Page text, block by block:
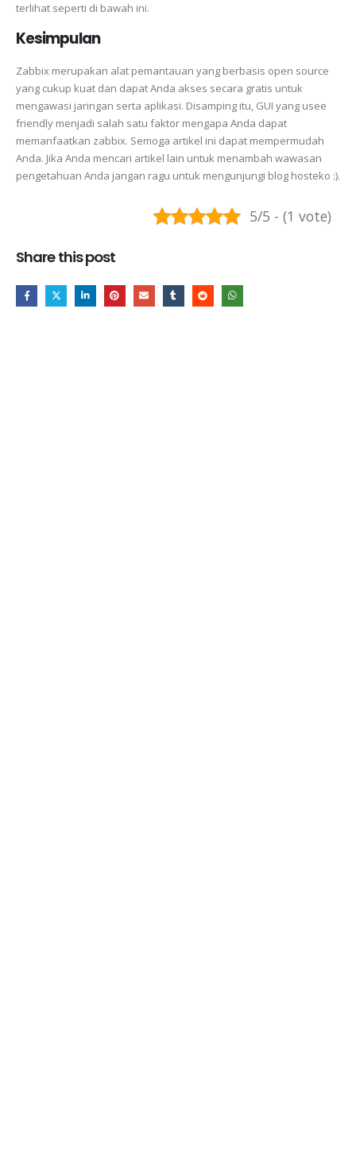
terlihat seperti di bawah ini.
Kesimpulan
Zabbix merupakan alat pemantauan yang berbasis open source
yang cukup kuat dan dapat Anda akses secara gratis untuk
mengawasi jaringan serta aplikasi. Disamping itu, GUI yang usee
friendly menjadi salah satu faktor mengapa Anda dapat
memanfaatkan zabbix. Semoga artikel ini dapat mempermudah
Anda. Jika Anda mencari artikel lain untuk menambah wawasan
pengetahuan Anda jangan ragu untuk mengunjungi blog hosteko :).
5/5 - (1 vote)
Share this post